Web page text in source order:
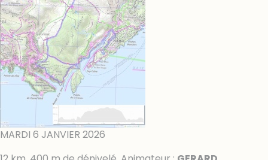
MARDI 6 JANVIER 2026